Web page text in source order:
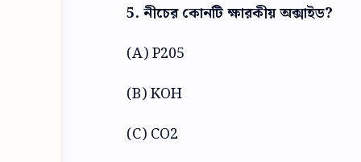
5. নীচের কোনটি ক্ষারকীয় অক্সাইড?
(A) P205
(B) KOH
(C) CO2